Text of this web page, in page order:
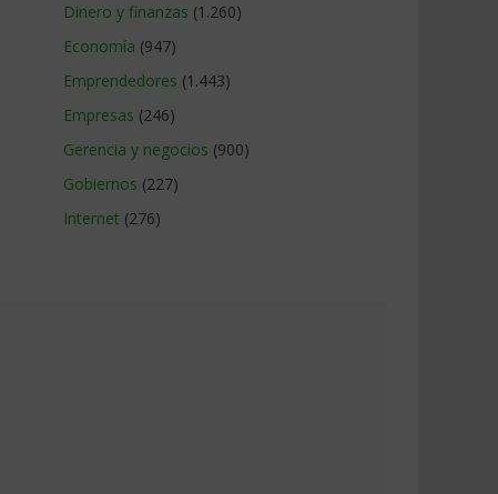
Dinero y finanzas (1.260)
Economía (947)
Emprendedores (1.443)
Empresas (246)
Gerencia y negocios (900)
Gobiernos (227)
Internet (276)